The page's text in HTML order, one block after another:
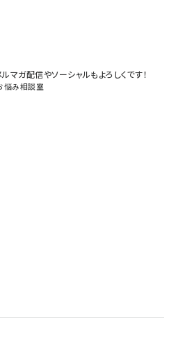
マガ配信やソーシャルもよろしくです！
悩み相談室